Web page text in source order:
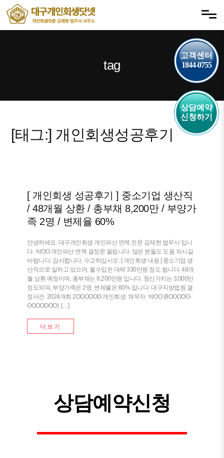
용
으
메뉴 건너뛰기
tag
고객센터
1844-0755
상담예약
신청하기
[태그:] 개인회생성공후기
[ 개인회생 성공후기 ] 중소기업 생산직
/ 48개월 상환 / 총부채 8,200만 / 부양가
족 2명 / 변제율 60%
안녕하세요. 대구개인회생 개인파산 면책 전문 김재현 법무사 입니
다. 박OO 개인파산 면책 결정문 올립니다. 많은 분들도 도움 되시길
바랍니다. 감사합니다. 수고하십시오. [ 개인회생 내용 ] 중소기업 생
산직으로 일하고 있으며, 월수입은 대략 330만원 정도 됩니다. 48개
월 상환 예정이며, 총부채는 8,200만원 입니다. 청산가치는 3,000만
정도되며, 부양가족은 2명, 변제율은 60% 입니다. 대구지방법원 결
정사건 2024개회 2OOOOOO 개인회생 채무자 박OO (8OOOOO-
OOOOOOO) […]
더보기
상담예약신청